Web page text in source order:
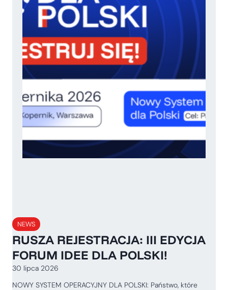
NEWS
RUSZA REJESTRACJA: III EDYCJA
FORUM IDEE DLA POLSKI!
30 lipca 2026
NOWY SYSTEM OPERACYJNY DLA POLSKI: Państwo, które